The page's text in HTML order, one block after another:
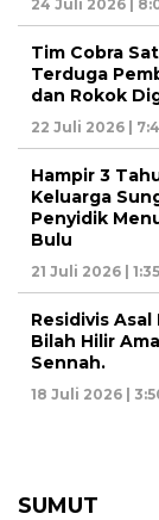
24 Juli 2026 |
Tim Cobra
Terduga
dan Rokok
22 Juli 2026 |
Hampir 3
Keluarga
Penyidik
Bulu
21 Juli 2026 |
Residivis
Bilah Hilir
Sennah.
18 Juli 2026 |
SUMUT